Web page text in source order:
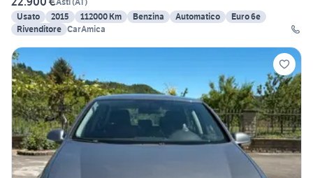
Usato
2015 112000 Km Benzina Automatico
Euro 6e
Rivenditore CarAmica